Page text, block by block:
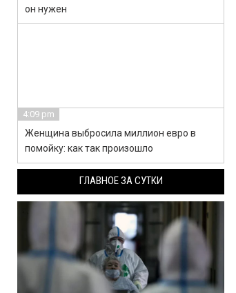
он нужен
4:09 pm
Женщина выбросила миллион евро в
помойку: как так произошло
ГЛАВНОЕ ЗА СУТКИ